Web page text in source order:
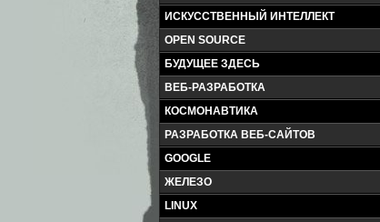
ИСКУССТВЕННЫЙ ИНТЕЛЛЕКТ
OPEN SOURCE
БУДУЩЕЕ ЗДЕСЬ
ВЕБ-РАЗРАБОТКА
КОСМОНАВТИКА
РАЗРАБОТКА ВЕБ-САЙТОВ
GOOGLE
ЖЕЛЕЗО
LINUX